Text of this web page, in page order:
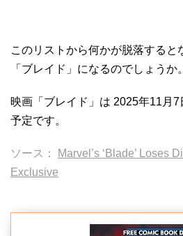
このリストから何かが脱落すると
「ブレイド」になるのでしょうか。
映画「ブレイド」は 2025年11月
予定です。
ソース：
Marvel’s ‘Blade’ Loses
Exclusive